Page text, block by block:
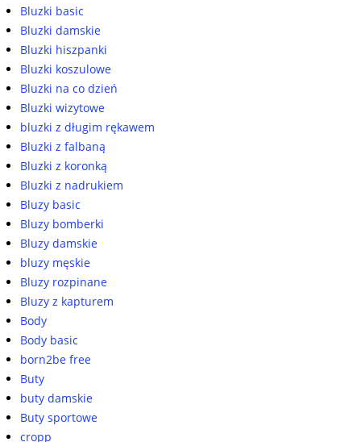
Bluzki basic
Bluzki damskie
Bluzki hiszpanki
Bluzki koszulowe
Bluzki na co dzień
Bluzki wizytowe
bluzki z długim rękawem
Bluzki z falbaną
Bluzki z koronką
Bluzki z nadrukiem
Bluzy basic
Bluzy bomberki
Bluzy damskie
bluzy męskie
Bluzy rozpinane
Bluzy z kapturem
Body
Body basic
born2be free
Buty
buty damskie
Buty sportowe
cropp